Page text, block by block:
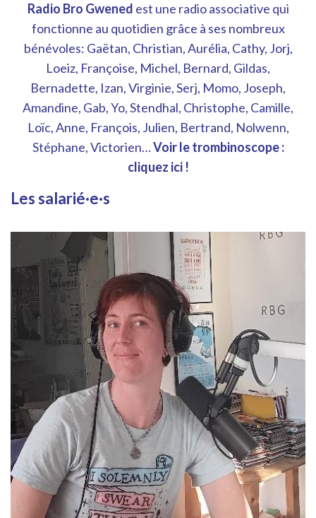
Radio Bro Gwened est une radio associative qui
fonctionne au quotidien grâce à ses nombreux
bénévoles: Gaëtan, Christian, Aurélia, Cathy, Jorj,
Loeiz, Françoise, Michel, Bernard, Gildas,
Bernadette, Izan, Virginie, Serj, Momo, Joseph,
Amandine, Gab, Yo, Stendhal, Christophe, Camille,
Loïc, Anne, François, Julien, Bertrand, Nolwenn,
Stéphane, Victorien…Voir le trombinoscope :
cliquez ici !
Les salarié·e·s